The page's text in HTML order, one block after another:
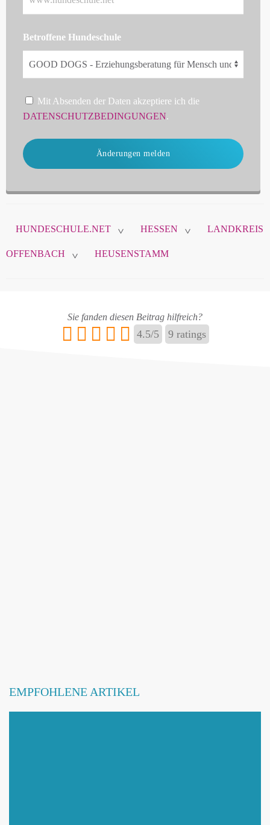
Betroffene Hundeschule
Mit Absenden der Daten akzeptiere ich die
DATENSCHUTZBEDINGUNGEN.
Änderungen melden
HUNDESCHULE.NET > HESSEN > LANDKREIS
OFFENBACH > HEUSENSTAMM
Sie fanden diesen Beitrag hilfreich?
4.5/5 9ratings
EMPFOHLENE ARTIKEL